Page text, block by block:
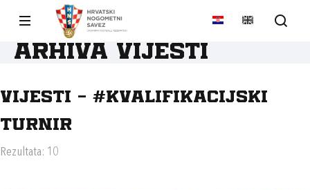
Arhiva vijesti
Vijesti - #KVALIFIKACIJSKI
TURNIR
Rezultata: 10